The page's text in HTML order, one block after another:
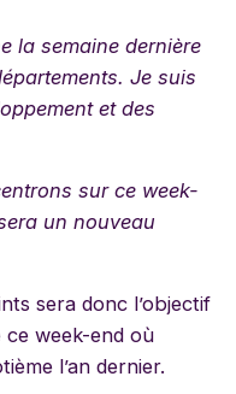
la semaine dernière
Je suis
et des
sur ce week-
un nouveau
sera donc l’objectif
ce week-end où
l’an dernier.